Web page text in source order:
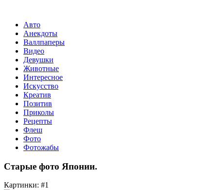
Авто
Анекдоты
Валлпаперы
Видео
Девушки
Животные
Интересное
Искусство
Креатив
Позитив
Приколы
Рецепты
Флеш
Фото
Фотожабы
Старые фото Японии.
Картинки: #1